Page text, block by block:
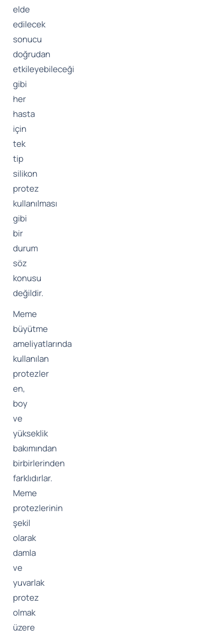
elde
edilecek
sonucu
doğrudan
etkileyebileceği
gibi
her
hasta
için
tek
tip
silikon
protez
kullanılması
gibi
bir
durum
söz
konusu
değildir.
Meme
büyütme
ameliyatlarında
kullanılan
protezler
en,
boy
ve
yükseklik
bakımından
birbirlerinden
farklıdırlar.
Meme
protezlerinin
şekil
olarak
damla
ve
yuvarlak
protez
olmak
üzere